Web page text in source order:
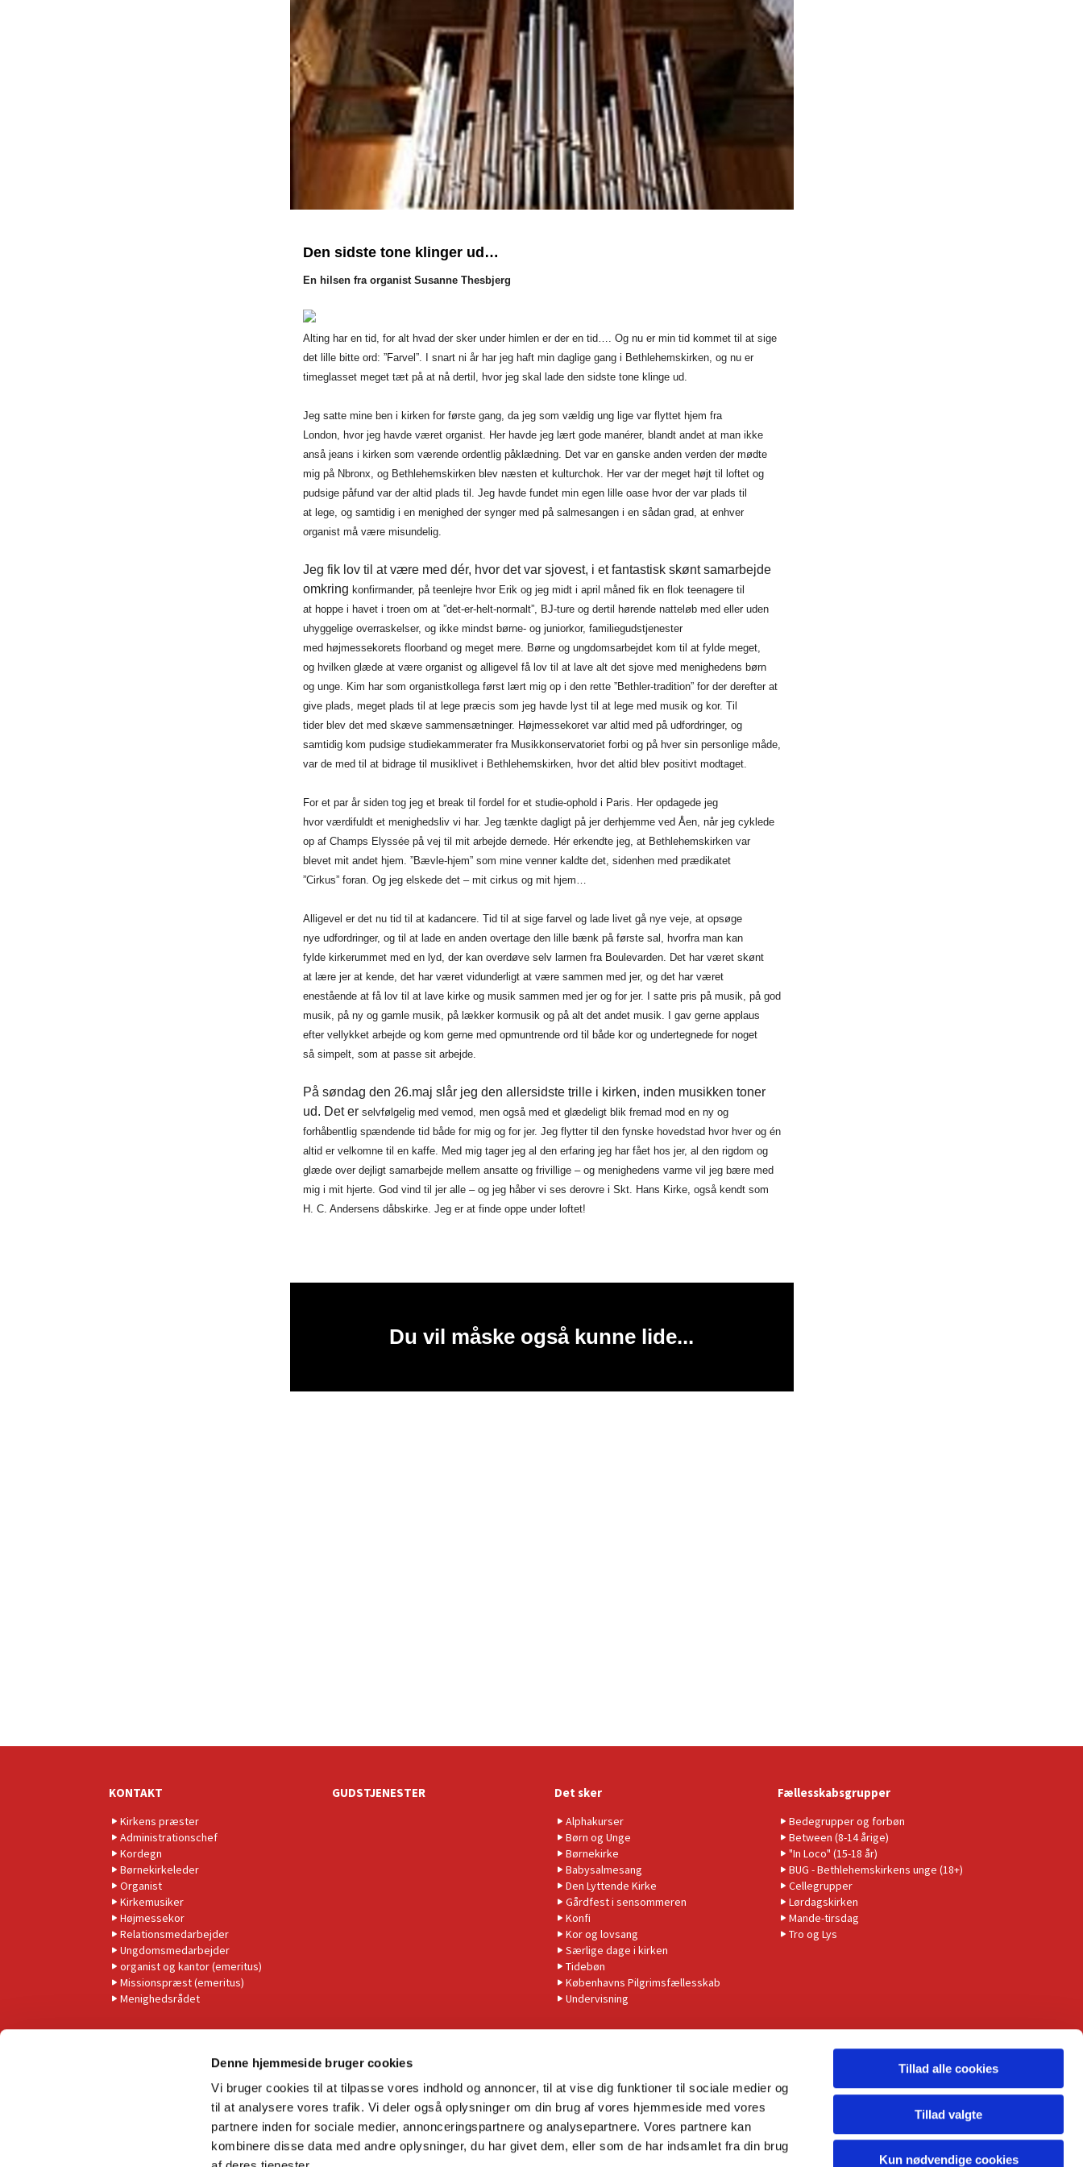
Denne hjemmeside bruger cookies
Vi bruger cookies til at tilpasse vores indhold og annoncer, til at vise dig funktioner til sociale medier og
til at analysere vores trafik. Vi deler også oplysninger om din brug af vores hjemmeside med vores
partnere inden for sociale medier, annonceringspartnere og analysepartnere. Vores partnere kan
kombinere disse data med andre oplysninger, du har givet dem, eller som de har indsamlet fra din brug
Tillad alle cookies
Tillad valgte
Kun nødvendige cookies
Den sidste tone klinger ud…
En hilsen fra organist Susanne Thesbjerg
Alting har en tid, for alt hvad der sker under himlen er der en tid…. Og nu er min tid kommet til at sige
det lille bitte ord: ”Farvel”. I snart ni år har jeg haft min daglige gang i Bethlehemskirken, og nu er
timeglasset meget tæt på at nå dertil, hvor jeg skal lade den sidste tone klinge ud.
Jeg satte mine ben i kirken for første gang, da jeg som vældig ung lige var flyttet hjem fra
London, hvor jeg havde været organist. Her havde jeg lært gode manérer, blandt andet at man ikke
anså jeans i kirken som værende ordentlig påklædning. Det var en ganske anden verden der mødte
mig på Nbronx, og Bethlehemskirken blev næsten et kulturchok. Her var der meget højt til loftet og
pudsige påfund var der altid plads til. Jeg havde fundet min egen lille oase hvor der var plads til
at lege, og samtidig i en menighed der synger med på salmesangen i en sådan grad, at enhver
organist må være misundelig.
Jeg fik lov til at være med dér, hvor det var sjovest, i et fantastisk skønt samarbejde
omkring konfirmander, på teenlejre hvor Erik og jeg midt i april måned fik en flok teenagere til
at hoppe i havet i troen om at ”det-er-helt-normalt”, BJ-ture og dertil hørende natteløb med eller uden
uhyggelige overraskelser, og ikke mindst børne- og juniorkor, familiegudstjenester
med højmessekorets floorband og meget mere. Børne og ungdomsarbejdet kom til at fylde meget,
og hvilken glæde at være organist og alligevel få lov til at lave alt det sjove med menighedens børn
og unge. Kim har som organistkollega først lært mig op i den rette ”Bethler-tradition” for der derefter at
give plads, meget plads til at lege præcis som jeg havde lyst til at lege med musik og kor. Til
tider blev det med skæve sammensætninger. Højmessekoret var altid med på udfordringer, og
samtidig kom pudsige studiekammerater fra Musikkonservatoriet forbi og på hver sin personlige måde,
var de med til at bidrage til musiklivet i Bethlehemskirken, hvor det altid blev positivt modtaget.
For et par år siden tog jeg et break til fordel for et studie-ophold i Paris. Her opdagede jeg
hvor værdifuldt et menighedsliv vi har. Jeg tænkte dagligt på jer derhjemme ved Åen, når jeg cyklede
op af Champs Elyssée på vej til mit arbejde dernede. Hér erkendte jeg, at Bethlehemskirken var
blevet mit andet hjem. ”Bævle-hjem” som mine venner kaldte det, sidenhen med prædikatet
”Cirkus” foran. Og jeg elskede det – mit cirkus og mit hjem…
Alligevel er det nu tid til at kadancere. Tid til at sige farvel og lade livet gå nye veje, at opsøge
nye udfordringer, og til at lade en anden overtage den lille bænk på første sal, hvorfra man kan
fylde kirkerummet med en lyd, der kan overdøve selv larmen fra Boulevarden. Det har været skønt
at lære jer at kende, det har været vidunderligt at være sammen med jer, og det har været
enestående at få lov til at lave kirke og musik sammen med jer og for jer. I satte pris på musik, på god
musik, på ny og gamle musik, på lækker kormusik og på alt det andet musik. I gav gerne applaus
efter vellykket arbejde og kom gerne med opmuntrende ord til både kor og undertegnede for noget
så simpelt, som at passe sit arbejde.
På søndag den 26.maj slår jeg den allersidste trille i kirken, inden musikken toner
ud. Det er selvfølgelig med vemod, men også med et glædeligt blik fremad mod en ny og
forhåbentlig spændende tid både for mig og for jer. Jeg flytter til den fynske hovedstad hvor hver og én
altid er velkomne til en kaffe. Med mig tager jeg al den erfaring jeg har fået hos jer, al den rigdom og
glæde over dejligt samarbejde mellem ansatte og frivillige – og menighedens varme vil jeg bære med
mig i mit hjerte. God vind til jer alle – og jeg håber vi ses derovre i Skt. Hans Kirke, også kendt som
H. C. Andersens dåbskirke. Jeg er at finde oppe under loftet!
Du vil måske også kunne lide...
KONTAKT
Kirkens præster
Administrationschef
Kordegn
Børnekirkeleder
Organist
Kirkemusiker
Højmessekor
Relationsmedarbejder
Ungdomsmedarbejder
organist og kantor (emeritus)
Missionspræst (emeritus)
Menighedsrådet
GUDSTJENESTER Det sker
Alphakurser
Børn og Unge
Børnekirke
Babysalmesang
Den Lyttende Kirke
Gårdfest i sensommeren
Konfi
Kor og lovsang
Særlige dage i kirken
Tidebøn
Københavns Pilgrimsfællesskab
Undervisning
Fællesskabsgrupper
Bedegrupper og forbøn
Between (8-14 årige)
"In Loco" (15-18 år)
BUG - Bethlehemskirkens unge (18+)
Cellegrupper
Lørdagskirken
Mande-tirsdag
Tro og Lys
Tilgængelighedserklæring